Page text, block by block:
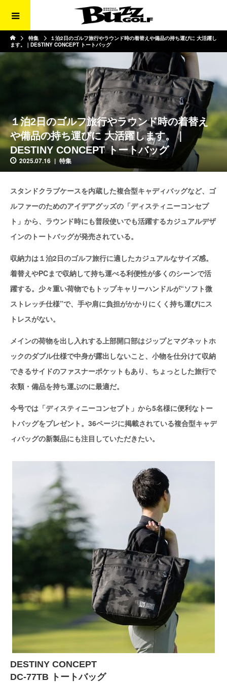
特集
１泊2日のゴルフ旅行やラウンド時の着替えや備品の持ち運びに 大活躍し
ます。｜DESTINY CONCEPT トートバッグ
１泊2日のゴルフ旅行やラウンド時の着替え
や備品の持ち運びに 大活躍します。｜
DESTINY CONCEPT トートバッグ
2025.07.16 特集
スタンドクラブケースを内蔵した複合型キャディバッグなど、ゴ
ルファーのためのアイデアグッズの「ディスティニーコンセプ
ト」から、ラウンド時にも普段使いでも活躍するカジュアルデザ
インのトートバッグが発売されている。
収納力は１泊2日のゴルフ旅行に適したカジュアルなサイズ感。
着替えやPCまで収納して持ち運べる利便性が多くのシーンで活
躍する。少々重い荷物でもトップキャリーハンドルが“ソフト微
ストレッチ仕様”で、手や肩に負担がかかりにくく持ち運びにス
トレスがない。
メインの荷物を出し入れする上部開口部はジップとマグネットホ
ックのダブル仕様で中身が露出しないこと、小物を仕分けて収納
できるサイドのファスナーポケットもあり、ちょっとした旅行で
衣類・備品を持ち運ぶのに最適だ。
今号では「ディスティニーコンセプト」から5名様に便利なトー
トバッグをプレゼント。36ページに掲載されている複合型キャデ
ィバッグの新製品にも注目していただきたい。
DESTINY CONCEPT
DC-77TB トートバッグ